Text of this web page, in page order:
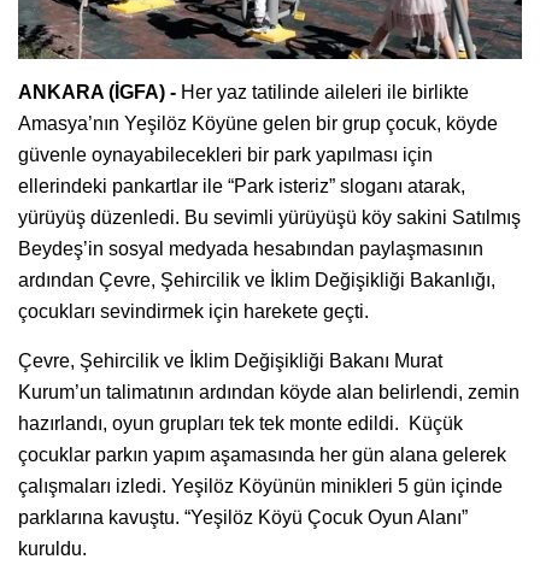
ANKARA (İGFA) - Her yaz tatilinde aileleri ile birlikte
Amasya’nın Yeşilöz Köyüne gelen bir grup çocuk, köyde
güvenle oynayabilecekleri bir park yapılması için
ellerindeki pankartlar ile “Park isteriz” sloganı atarak,
yürüyüş düzenledi. Bu sevimli yürüyüşü köy sakini Satılmış
Beydeş’in sosyal medyada hesabından paylaşmasının
ardından Çevre, Şehircilik ve İklim Değişikliği Bakanlığı,
çocukları sevindirmek için harekete geçti.
Çevre, Şehircilik ve İklim Değişikliği Bakanı Murat
Kurum’un talimatının ardından köyde alan belirlendi, zemin
hazırlandı, oyun grupları tek tek monte edildi. Küçük
çocuklar parkın yapım aşamasında her gün alana gelerek
çalışmaları izledi. Yeşilöz Köyünün minikleri 5 gün içinde
parklarına kavuştu. “Yeşilöz Köyü Çocuk Oyun Alanı”
kuruldu.